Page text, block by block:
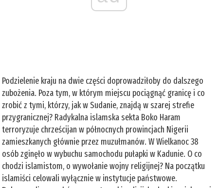
Podzielenie kraju na dwie części doprowadziłoby do dalszego
zubożenia. Poza tym, w którym miejscu pociągnąć granicę i co
zrobić z tymi, którzy, jak w Sudanie, znajdą w szarej strefie
przygranicznej? Radykalna islamska sekta Boko Haram
terroryzuje chrześcijan w północnych prowincjach Nigerii
zamieszkanych głównie przez muzułmanów. W Wielkanoc 38
osób zginęło w wybuchu samochodu pułapki w Kadunie. O co
chodzi islamistom, o wywołanie wojny religijnej? Na początku
islamiści celowali wyłącznie w instytucje państwowe.